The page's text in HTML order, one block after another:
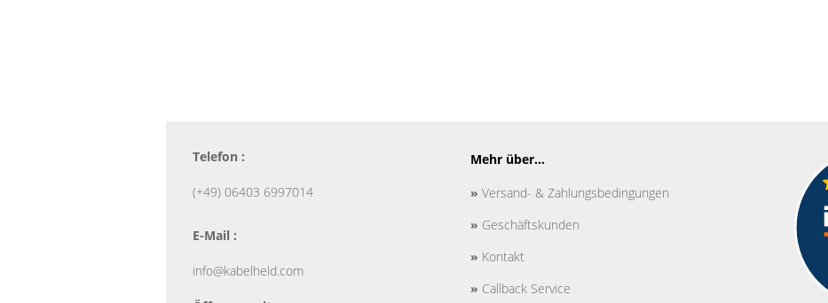
Telefon :
(+49) 06403 6997014
E-Mail :
info@kabelheld.com
Mehr über...
» Versand- & Zahlungsbedingungen
» Geschäftskunden
» Kontakt
» Callback Service